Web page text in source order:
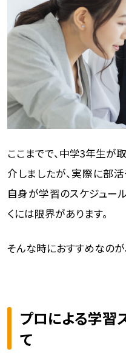
ここまでで、中学3年生が
介しましたが、実際に部
自身が学習のスケジュー
くには限界があります。
そんな時におすすめなのが
プロによる学習
て